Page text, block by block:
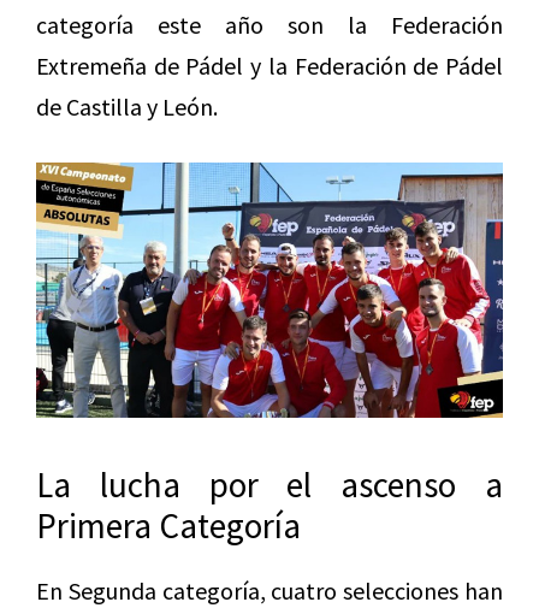
categoría este año son la Federación
Extremeña de Pádel y la Federación de Pádel
de Castilla y León.
La lucha por el ascenso a
Primera Categoría
En Segunda categoría, cuatro selecciones han